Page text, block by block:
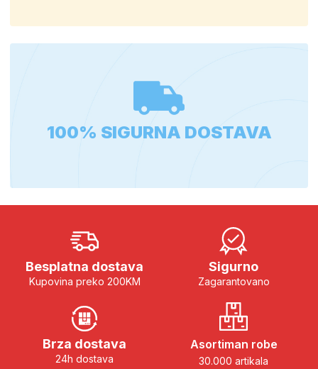
100% SIGURNA DOSTAVA
Besplatna dostava
Kupovina preko 200KM
Sigurno
Zagarantovano
Brza dostava
24h dostava
Asortiman robe
30.000 artikala